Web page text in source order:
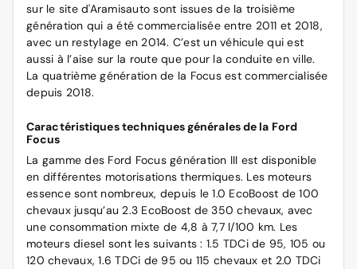
sur le site d'Aramisauto sont issues de la troisième
génération qui a été commercialisée entre 2011 et 2018,
avec un restylage en 2014. C’est un véhicule qui est
aussi à l’aise sur la route que pour la conduite en ville.
La quatrième génération de la Focus est commercialisée
depuis 2018.
Caractéristiques techniques générales de la Ford
Focus
La gamme des Ford Focus génération III est disponible
en différentes motorisations thermiques. Les moteurs
essence sont nombreux, depuis le 1.0 EcoBoost de 100
chevaux jusqu’au 2.3 EcoBoost de 350 chevaux, avec
une consommation mixte de 4,8 à 7,7 l/100 km. Les
moteurs diesel sont les suivants : 1.5 TDCi de 95, 105 ou
120 chevaux, 1.6 TDCi de 95 ou 115 chevaux et 2.0 TDCi